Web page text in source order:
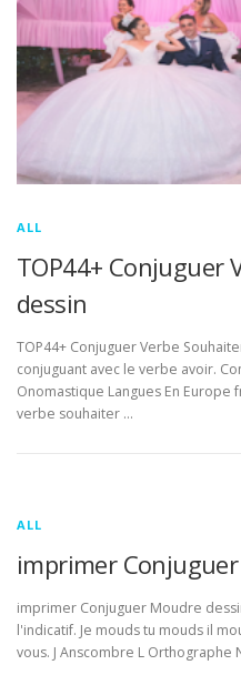
ALL
TOP44+ Conjuguer
dessin
TOP44+ Conjuguer Verbe
conjuguant avec le verbe avoir.
Onomastique Langues En Europe
verbe souhaiter …
ALL
imprimer
imprimer Conjuguer Moudre
l'indicatif. Je mouds tu mouds il
vous. J Anscombre L